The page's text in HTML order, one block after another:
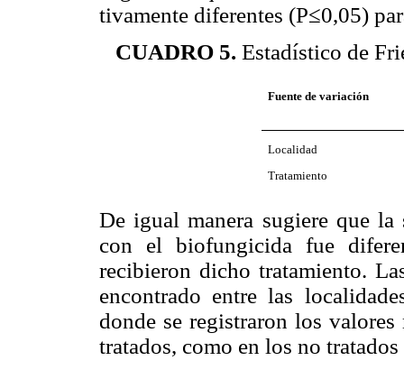
tivamente diferentes (P≤0,05)
CUADRO 5. Estadístico de
Fuente de variación
Localidad
Tratamiento
De igual manera sugiere que la
con el biofungicida fue
recibieron dicho trata­miento.
encontrado entre las
donde se registraron los
tratados, como en los no tratados